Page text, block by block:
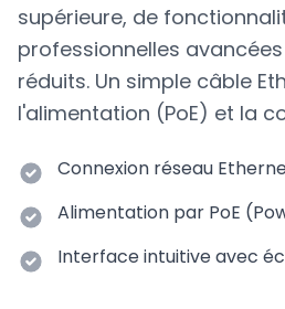
supérieure, de
professionnelles
réduits. Un simple câble
l'alimentation (PoE) et la
Connexion réseau
Alimentation par PoE
Interface intuitive avec